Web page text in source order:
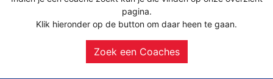
pagina.
Klik hieronder op de button om daar heen te gaan.
Zoek een Coaches